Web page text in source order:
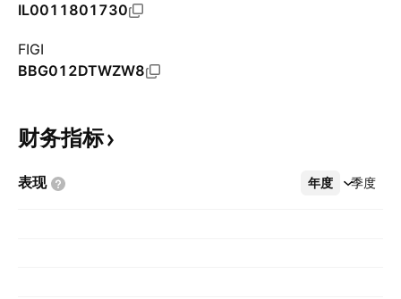
IL0011801730
FIGI
BBG012DTWZW8
财务指标
表现 年度 季度
更多